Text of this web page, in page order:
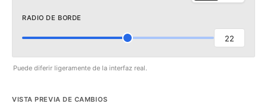
RADIO DE BORDE
22
Puede diferir ligeramente de la interfaz real.
VISTA PREVIA DE CAMBIOS